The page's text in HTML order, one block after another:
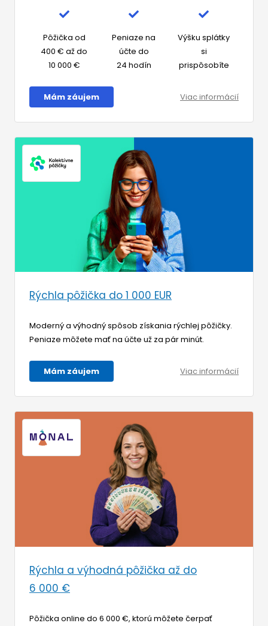
Pôžička od
400 € až do
10 000 €
Peniaze na
účte do
24 hodín
Výšku splátky
si
prispôsobíte
Mám záujem Viac informácií
Rýchla pôžička do 1 000 EUR
Moderný a výhodný spôsob získania rýchlej pôžičky.
Peniaze môžete mať na účte už za pár minút.
Mám záujem Viac informácií
Rýchla a výhodná pôžička až do
6 000 €
Pôžička online do 6 000 €, ktorú môžete čerpať